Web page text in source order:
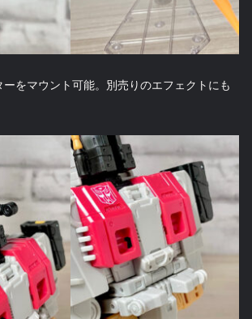
をマウント可能。別売りのエフェクトにも